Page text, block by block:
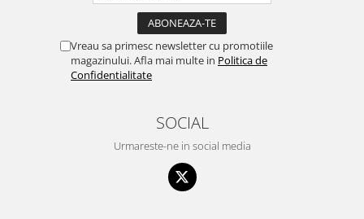
Vreau sa primesc newsletter cu promotiile
magazinului. Afla mai multe in Politica de
Confidentialitate
SOCIAL
Urmareste-ne in social media